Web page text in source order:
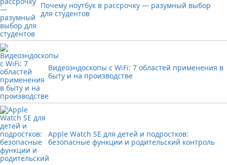
Почему ноутбук в рассрочку — разумный выбор
для студентов
Видеоэндоскопы с WiFi: 7 областей применения в
быту и на производстве
Apple Watch SE для детей и подростков:
безопасные функции и родительский контроль